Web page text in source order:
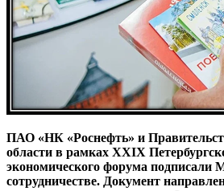
ПАО «НК «Роснефть» и
области в рамках XXIX
экономического форума подписали
сотрудничестве. Документ